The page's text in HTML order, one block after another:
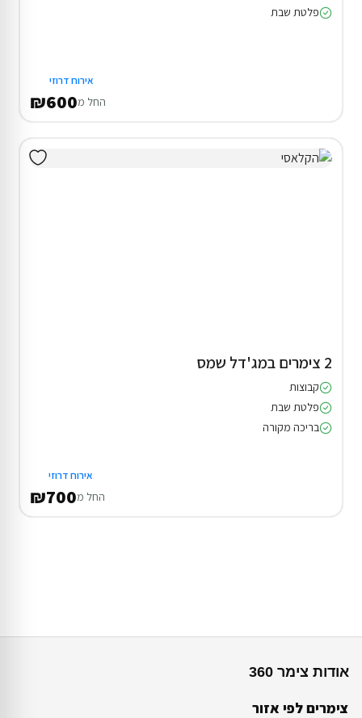
פלטת שבת
אירוח דרוזי
החל מ₪600
2 צימרים במג'דל שמס
קבוצות
פלטת שבת
בריכה מקורה
אירוח דרוזי
החל מ₪700
אודות צימר 360
צימרים לפי אזור